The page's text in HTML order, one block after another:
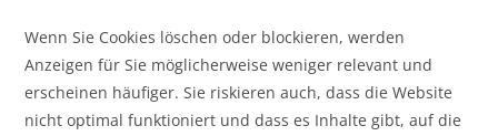
Wenn Sie Cookies löschen oder blockieren, werden
Anzeigen für Sie möglicherweise weniger relevant und
erscheinen häufiger. Sie riskieren auch, dass die Website
nicht optimal funktioniert und dass es Inhalte gibt, auf die